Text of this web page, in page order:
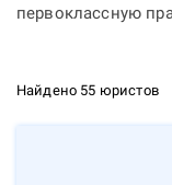
первоклассную
Найдено 55 юристов